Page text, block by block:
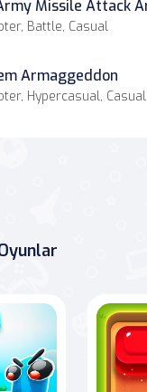
Battle, Casual
Armaggeddon
Hypercasual, Casual